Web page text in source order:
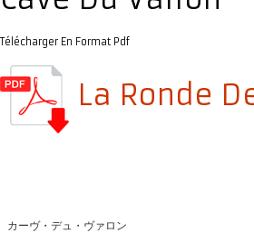
Télécharger En Format Pdf
La Ronde
カーヴ・デュ・ヴァロン